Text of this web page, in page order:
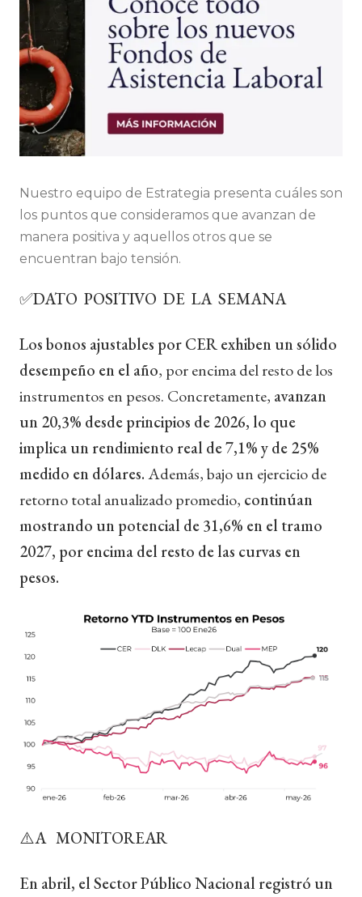
Nuestro equipo de Estrategia presenta cuáles son
los puntos que consideramos que avanzan de
manera positiva y aquellos otros que se
encuentran bajo tensión.
✅DATO POSITIVO DE LA SEMANA
Los bonos ajustables por CER exhiben un sólido
desempeño en el año, por encima del resto de los
instrumentos en pesos. Concretamente, avanzan
un 20,3% desde principios de 2026, lo que
implica un rendimiento real de 7,1% y de 25%
medido en dólares.Además, bajo un ejercicio de
retorno total anualizado promedio, continúan
mostrando un potencial de 31,6% en el tramo
2027, por encima del resto de las curvas en
pesos.
⚠️A MONITOREAR
En abril, el Sector Público Nacional registró un